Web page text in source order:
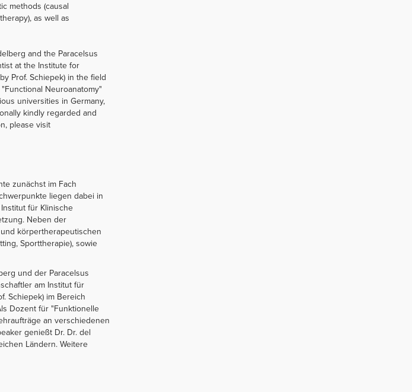
methods (causal
as well as
and the Paracelsus
at the Institute for
Prof. Schiepek) in the field
Neuroanatomy"
universities in Germany,
kindly regarded and
please visit
zunächst im Fach
liegen dabei in
für Klinische
Neben der
körpertherapeutischen
Sporttherapie), sowie
und der Paracelsus
am Institut für
Schiepek) im Bereich
Dozent für "Funktionelle
an verschiedenen
genießt Dr. Dr. del
Ländern. Weitere